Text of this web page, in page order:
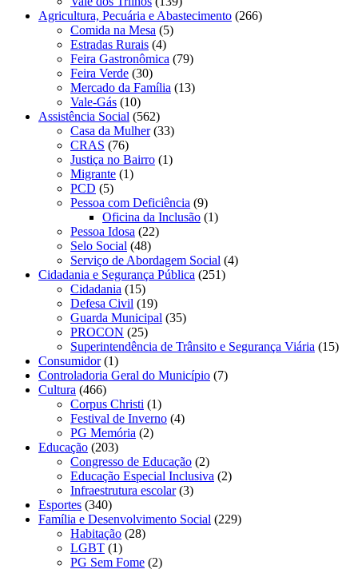
Agricultura, Pecuária e Abastecimento (266)
Comida na Mesa (5)
Estradas Rurais (4)
Feira Gastronômica (79)
Feira Verde (30)
Mercado da Família (13)
Vale-Gás (10)
Assistência Social (562)
Casa da Mulher(33)
CRAS (76)
Justiça no Bairro (1)
Migrante (1)
PCD (5)
Pessoa com Deficiência (9)
Oficina da Inclusão (1)
Pessoa Idosa (22)
Selo Social (48)
Serviço de Abordagem Social (4)
Cidadania e Segurança Pública (251)
Cidadania (15)
Defesa Civil (19)
Guarda Municipal (35)
PROCON (25)
Superintendência de Trânsito e Segurança Viária (15)
Consumidor(1)
Controladoria Geral do Município (7)
Cultura (466)
Corpus Christi (1)
Festival de Inverno (4)
PG Memória (2)
Educação (203)
Congresso de Educação (2)
Educação Especial Inclusiva (2)
Infraestrutura escolar(3)
Esportes (340)
Família e Desenvolvimento Social (229)
Habitação (28)
LGBT (1)
PG Sem Fome (2)